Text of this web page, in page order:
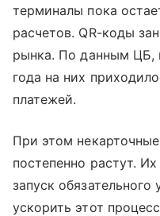
терминалы пока
расчетов. QR-коды
рынка. По данным ЦБ,
года на них
платежей.
При этом
постепенно растут.
запуск
ускорить этот